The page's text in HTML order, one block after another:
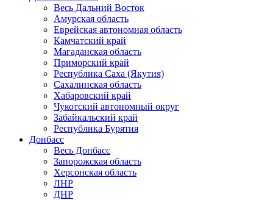
Весь Дальний Восток
Амурская область
Еврейская автономная область
Камчатский край
Магаданская область
Приморский край
Республика Саха (Якутия)
Сахалинская область
Хабаровский край
Чукотский автономный округ
Забайкальский край
Республика Бурятия
Донбасс
Весь Донбасс
Запорожская область
Херсонская область
ЛНР
ДНР